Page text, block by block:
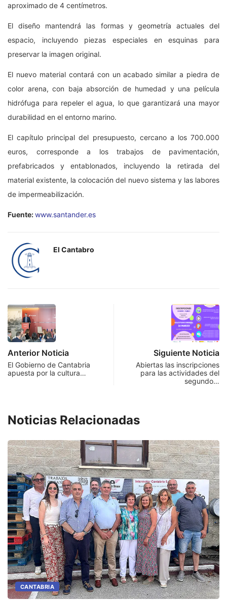
aproximado de 4 centímetros.
El diseño mantendrá las formas y geometría actuales del
espacio, incluyendo piezas especiales en esquinas para
preservar la imagen original.
El nuevo material contará con un acabado similar a piedra de
color arena, con baja absorción de humedad y una película
hidrófuga para repeler el agua, lo que garantizará una mayor
durabilidad en el entorno marino.
El capítulo principal del presupuesto, cercano a los 700.000
euros, corresponde a los trabajos de pavimentación,
prefabricados y entablonados, incluyendo la retirada del
material existente, la colocación del nuevo sistema y las labores
de impermeabilización.
Fuente:www.santander.es
El Cantabro
Anterior Noticia
El Gobierno de Cantabria
apuesta por la cultura…
Siguiente Noticia
Abiertas las inscripciones
para las actividades del
segundo…
Noticias Relacionadas
CANTABRIA